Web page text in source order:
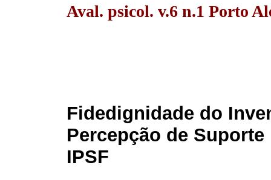
Aval. psicol. v.6 n.1 Porto
Fidedignidade do
Percepção de Suporte
IPSF